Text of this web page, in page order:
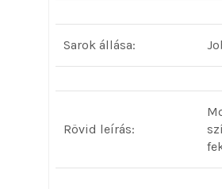
Sarok állása:
Rövid leírás: